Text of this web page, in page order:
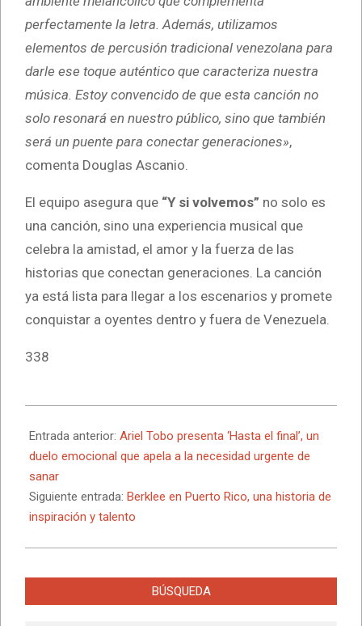
perfectamente la letra. Además, utilizamos
elementos de percusión tradicional venezolana para
darle ese toque auténtico que caracteriza nuestra
música. Estoy convencido de que esta canción no
solo resonará en nuestro público, sino que también
será un puente para conectar generaciones»,
comenta Douglas Ascanio.
El equipo asegura que “Y si volvemos” no solo es
una canción, sino una experiencia musical que
celebra la amistad, el amor y la fuerza de las
historias que conectan generaciones. La canción
ya está lista para llegar a los escenarios y promete
conquistar a oyentes dentro y fuera de Venezuela.
338
06-
14
Entrada anterior: Ariel Tobo presenta ‘Hasta el final’, un
duelo emocional que apela a la necesidad urgente de
sanar
Siguiente entrada: Berklee en Puerto Rico, una historia de
inspiración y talento
BÚSQUEDA